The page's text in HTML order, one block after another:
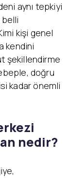
aynı tepkiyi
belli
kişi genel
kendini
şekillendirme
doğru
kadar önemli
nedir?